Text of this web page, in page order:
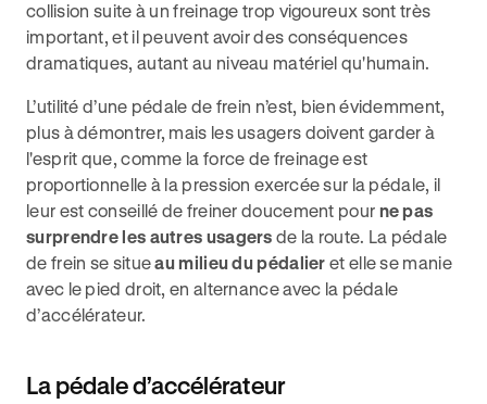
collision suite à un freinage trop vigoureux sont très
important, et il peuvent avoir des conséquences
dramatiques, autant au niveau matériel qu'humain.
L’utilité d’une pédale de frein n’est, bien évidemment,
plus à démontrer, mais les usagers doivent garder à
l'esprit que, comme la force de freinage est
proportionnelle à la pression exercée sur la pédale, il
leur est conseillé de freiner doucement pour ne pas
surprendre les autres usagers de la route. La pédale
de frein se situeau milieu du pédalier et elle se manie
avec le pied droit, en alternance avec la pédale
d’accélérateur.
La pédale d’accélérateur